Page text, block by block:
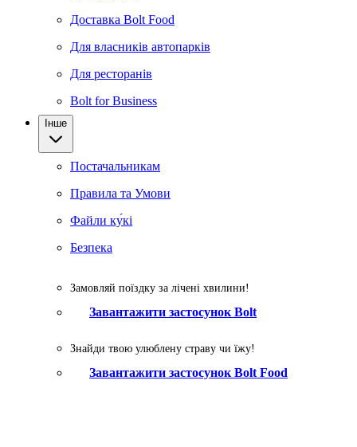
Доставка Bolt Food
Для власників автопарків
Для ресторанів
Bolt for Business
Інше
Постачальникам
Правила та Умови
Файли ку́кі
Безпека
Замовляй поїздку за лічені хвилини!
Завантажити застосунок Bolt
Знайди твою улюблену страву чи їжу!
Завантажити застосунок Bolt Food